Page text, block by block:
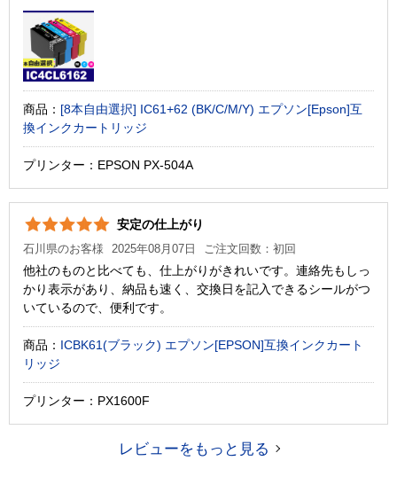
商品： [8本自由選択] IC61+62 (BK/C/M/Y) エプソン[Epson]互
換インクカートリッジ
プリンター：EPSON PX-504A
安定の仕上がり
石川県のお客様 2025年08月07日 ご注文回数：初回
他社のものと比べても、仕上がりがきれいです。連絡先もしっ
かり表示があり、納品も速く、交換日を記入できるシールがつ
いているので、便利です。
商品： ICBK61(ブラック) エプソン[EPSON]互換インクカート
リッジ
プリンター：PX1600F
レビューをもっと見る